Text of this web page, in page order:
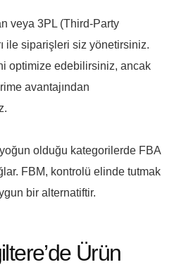
veya 3PL (Third-Party
ile siparişleri siz yönetirsiniz.
optimize edebilirsiniz, ancak
avantajından
olduğu kategorilerde FBA
FBM, kontrolü elinde tutmak
bir alternatiftir.
Ürün